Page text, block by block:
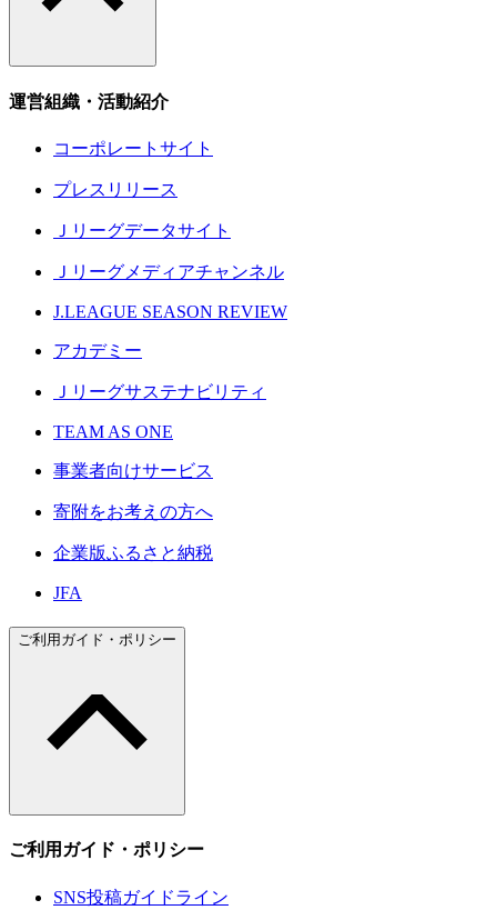
運営組織・活動紹介
コーポレートサイト
プレスリリース
Ｊリーグデータサイト
Ｊリーグメディアチャンネル
J.LEAGUE SEASON REVIEW
アカデミー
Ｊリーグサステナビリティ
TEAM AS ONE
事業者向けサービス
寄附をお考えの方へ
企業版ふるさと納税
JFA
ご利用ガイド・ポリシー
ご利用ガイド・ポリシー
SNS投稿ガイドライン